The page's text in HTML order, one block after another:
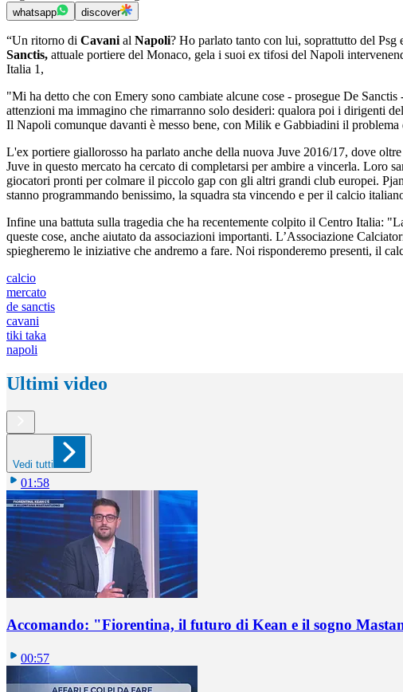
whatsapp discover
“Un ritorno di Cavani al Napoli? Ho parlato tanto con lui, soprattutto del
Sanctis, attuale portiere del Monaco, gela i suoi ex tifosi del Napoli
Italia 1,
"Mi ha detto che con Emery sono cambiate alcune cose - prosegue De
attenzioni ma immagino che rimarranno solo desideri: qualora poi i dirigenti
Il Napoli comunque davanti è messo bene, con Milik e Gabbiadini il
L'ex portiere giallorosso ha parlato anche della nuova Juve 2016/17, dove
Juve in questo mercato ha cercato di completarsi per ambire a vincerla. Loro
giocatori pronti per colmare il piccolo gap con gli altri grandi club europei.
stanno programmando benissimo, la squadra sta vincendo e per il calcio
Infine una battuta sulla tragedia che ha recentemente colpito il Centro Italia:
queste cose, anche aiutato da associazioni importanti. L’Associazione
spiegheremo le iniziative che andremo a fare. Noi risponderemo presenti, il
calcio
mercato
de sanctis
cavani
tiki taka
napoli
Ultimi video
Vedi tutti
01:58
Accomando: "Fiorentina, il futuro di Kean e il sogno
00:57